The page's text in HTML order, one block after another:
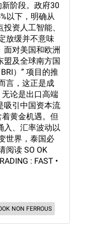
阶段。政府30
以下，明确从
资人工智能、
放缓并不意味
面对美国和欧洲
盟及全球南方国
）” 项目的推
言，这正是成
无论是出口高端
吸引中国资本流
黄金机遇。但
入、汇率波动以
世界，泰国必
阅读 SO OK
: FAST •
NON FERROUS